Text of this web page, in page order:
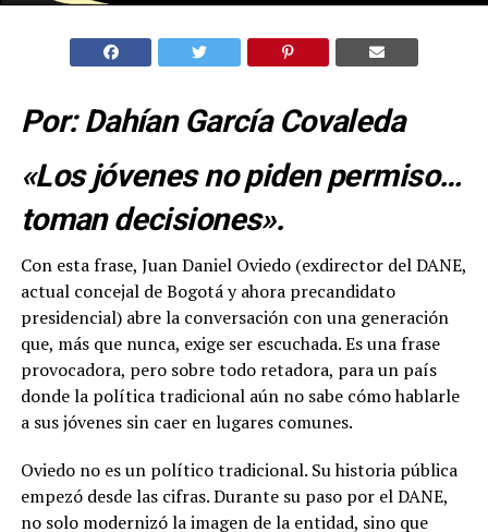
Por: Dahían García Covaleda
«Los jóvenes no piden permiso…
toman decisiones».
Con esta frase, Juan Daniel Oviedo (exdirector del DANE,
actual concejal de Bogotá y ahora precandidato
presidencial) abre la conversación con una generación
que, más que nunca, exige ser escuchada. Es una frase
provocadora, pero sobre todo retadora, para un país
donde la política tradicional aún no sabe cómo hablarle
a sus jóvenes sin caer en lugares comunes.
Oviedo no es un político tradicional. Su historia pública
empezó desde las cifras. Durante su paso por el DANE,
no solo modernizó la imagen de la entidad, sino que